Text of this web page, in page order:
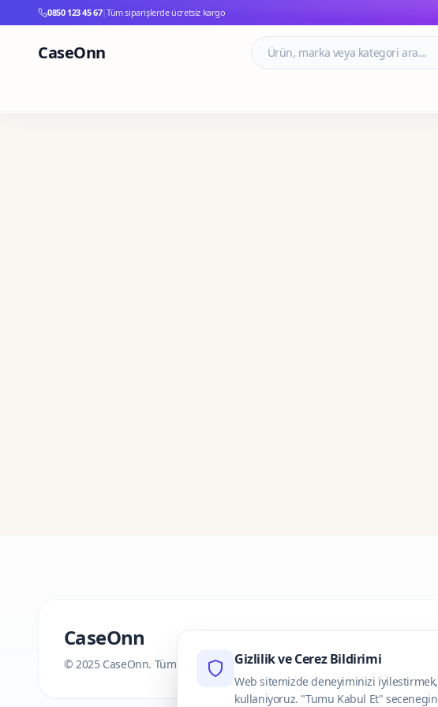
0850 123 45 67|Tüm siparişlerde ücretsiz kargo
CaseOnn
CaseOnn
© 2025 CaseOnn. Tüm hakları saklıdır.Gizlilik ve Cerez Bildirimi
Web sitemizde deneyiminizi
kullaniyoruz. "Tumu Kabul Et"